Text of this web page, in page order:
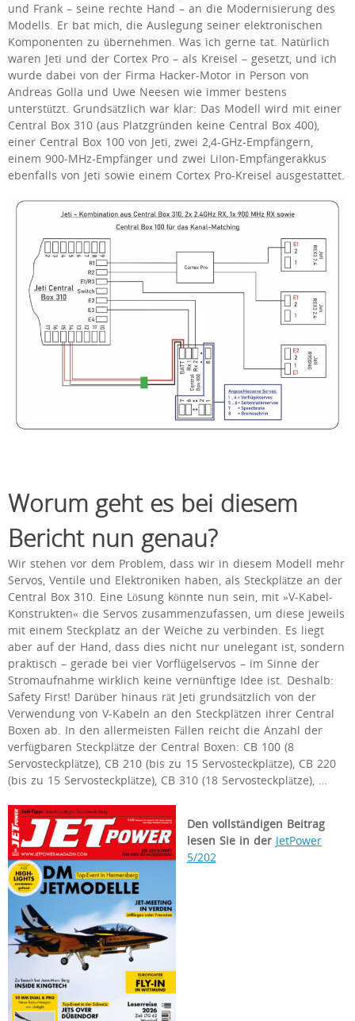
und Frank – seine rechte Hand – an die Modernisierung des
Modells. Er bat mich, die Auslegung seiner elektronischen
Komponenten zu übernehmen. Was ich gerne tat. Natürlich
waren Jeti und der Cortex Pro – als Kreisel – gesetzt, und ich
wurde dabei von der Firma Hacker-Motor in Person von
Andreas Golla und Uwe Neesen wie immer bestens
unterstützt. Grundsätzlich war klar: Das Modell wird mit einer
Central Box 310 (aus Platzgründen keine Central Box 400),
einer Central Box 100 von Jeti, zwei 2,4-GHz-Empfängern,
einem 900-MHz-Empfänger und zwei LiIon-Empfängerakkus
ebenfalls von Jeti sowie einem Cortex Pro-Kreisel ausgestattet.
Worum geht es bei diesem
Bericht nun genau?
Wir stehen vor dem Problem, dass wir in diesem Modell mehr
Servos, Ventile und Elektroniken haben, als Steckplätze an der
Central Box 310. Eine Lösung könnte nun sein, mit »V-Kabel-
Konstrukten« die Servos zusammenzufassen, um diese jeweils
mit einem Steckplatz an der Weiche zu verbinden. Es liegt
aber auf der Hand, dass dies nicht nur unelegant ist, sondern
praktisch – gerade bei vier Vorflügelservos – im Sinne der
Stromaufnahme wirklich keine vernünftige Idee ist. Deshalb:
Safety First! Darüber hinaus rät Jeti grundsätzlich von der
Verwendung von V-Kabeln an den Steckplätzen ihrer Central
Boxen ab. In den allermeisten Fällen reicht die Anzahl der
verfügbaren Steckplätze der Central Boxen: CB 100 (8
Servosteckplätze), CB 210 (bis zu 15 Servosteckplätze), CB 220
(bis zu 15 Servosteckplätze), CB 310 (18 Servosteckplätze), …
Den vollständigen Beitrag
lesen Sie in der JetPower
5/202